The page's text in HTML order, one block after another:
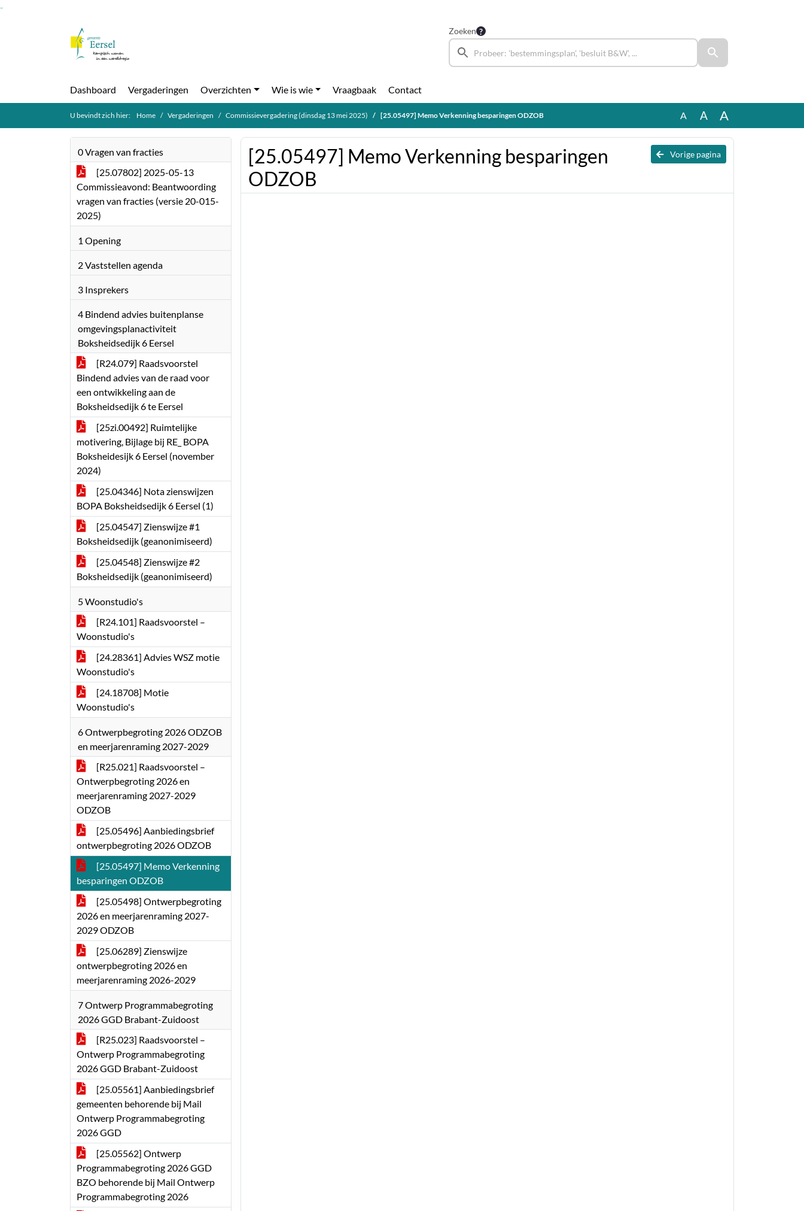
Zoeken
Dashboard Vergaderingen Overzichten Wie is wie Vraagbaak Contact
U bevindt zich hier: Home Vergaderingen Commissievergadering (dinsdag 13 mei 2025) [25.05497] Memo Verkenning besparingen ODZOB A A A
0 Vragen van fracties
[25.07802] 2025-05-13
Commissieavond: Beantwoording
vragen van fracties (versie 20-015-
2025)
1 Opening
2 Vaststellen agenda
3 Insprekers
4 Bindend advies buitenplanse
omgevingsplanactiviteit
Boksheidsedijk 6 Eersel
[R24.079] Raadsvoorstel
Bindend advies van de raad voor
een ontwikkeling aan de
Boksheidsedijk 6 te Eersel
[25zi.00492] Ruimtelijke
motivering, Bijlage bij RE_ BOPA
Boksheidesijk 6 Eersel (november
2024)
[25.04346] Nota zienswijzen
BOPA Boksheidsedijk 6 Eersel (1)
[25.04547] Zienswijze #1
Boksheidsedijk (geanonimiseerd)
[25.04548] Zienswijze #2
Boksheidsedijk (geanonimiseerd)
5 Woonstudio's
[R24.101] Raadsvoorstel –
Woonstudio's
[24.28361] Advies WSZ motie
Woonstudio's
[24.18708] Motie
Woonstudio's
6 Ontwerpbegroting 2026 ODZOB
en meerjarenraming 2027-2029
[R25.021] Raadsvoorstel –
Ontwerpbegroting 2026 en
meerjarenraming 2027-2029
ODZOB
[25.05496] Aanbiedingsbrief
ontwerpbegroting 2026 ODZOB
[25.05497] Memo Verkenning
besparingen ODZOB
[25.05498] Ontwerpbegroting
2026 en meerjarenraming 2027-
2029 ODZOB
[25.06289] Zienswijze
ontwerpbegroting 2026 en
meerjarenraming 2026-2029
7 Ontwerp Programmabegroting
2026 GGD Brabant-Zuidoost
[R25.023] Raadsvoorstel –
Ontwerp Programmabegroting
2026 GGD Brabant-Zuidoost
[25.05561] Aanbiedingsbrief
gemeenten behorende bij Mail
Ontwerp Programmabegroting
2026 GGD
[25.05562] Ontwerp
Programmabegroting 2026 GGD
BZO behorende bij Mail Ontwerp
Programmabegroting 2026
Vorige pagina
[25.05497] Memo Verkenning besparingen
ODZOB